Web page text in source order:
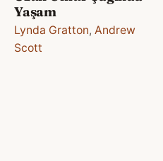
Yaşam
Lynda Gratton, Andrew
Scott